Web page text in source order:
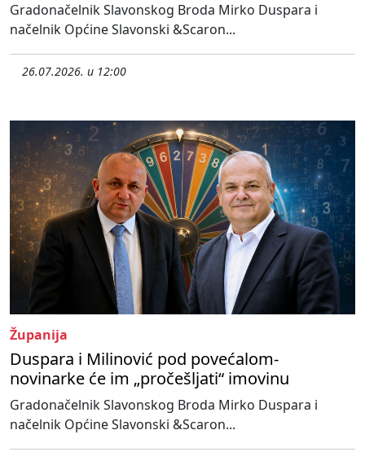
Gradonačelnik Slavonskog Broda Mirko Duspara i
načelnik Općine Slavonski &Scaron...
26.07.2026. u 12:00
Županija
Duspara i Milinović pod povećalom-
novinarke će im „pročešljati“ imovinu
Gradonačelnik Slavonskog Broda Mirko Duspara i
načelnik Općine Slavonski &Scaron...